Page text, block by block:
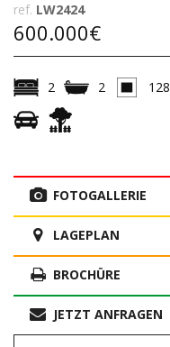
ref. LW2424
600.000€
2 2 128
FOTOGALLERIE
LAGEPLAN
BROCHÜRE
JETZT ANFRAGEN